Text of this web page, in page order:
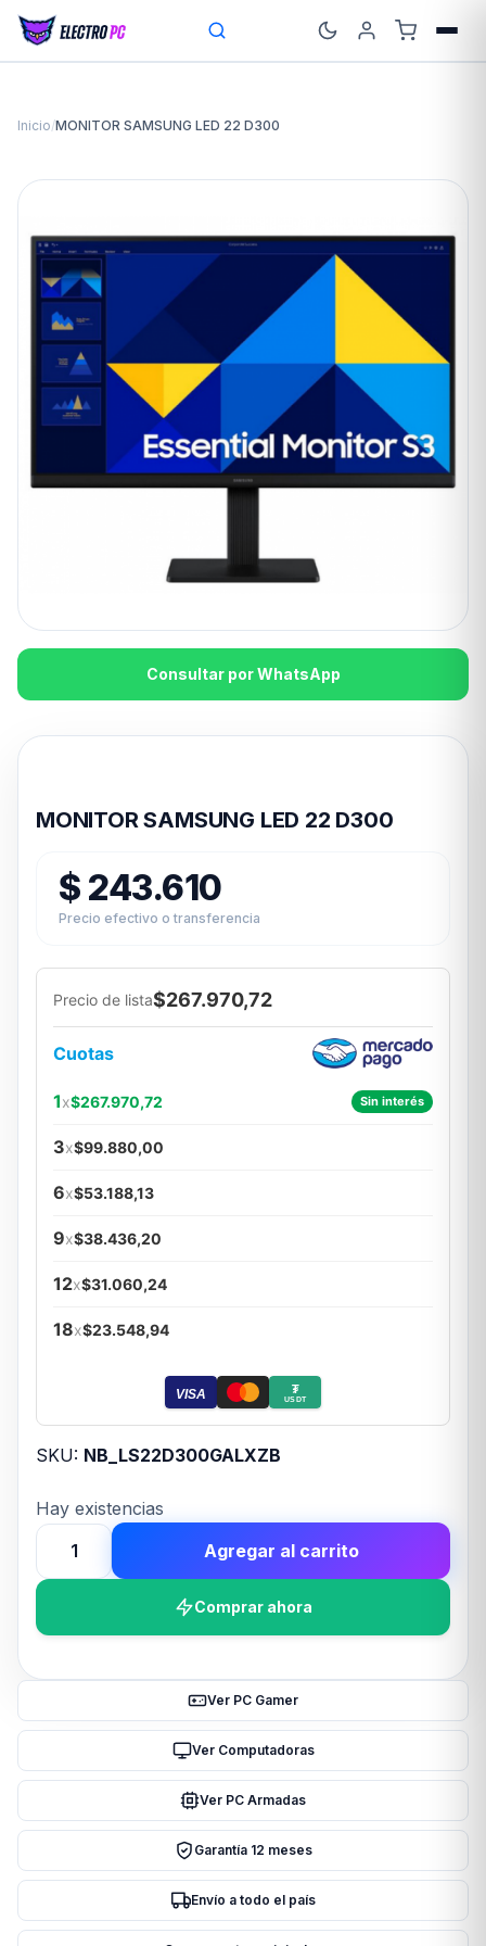
Inicio/MONITOR SAMSUNG LED 22 D300
Consultar por WhatsApp
MONITOR SAMSUNG LED 22 D300
$ 243.610
Precio efectivo o transferencia
Precio de lista$267.970,72
Cuotas
1x$267.970,72 Sin interés
3x$99.880,00
6x$53.188,13
9x$38.436,20
12x$31.060,24
18x$23.548,94
VISA ₮
USDT
SKU: NB_LS22D300GALXZB
Hay existencias
MONITOR
SAMSUNG
Agregar al carrito
Comprar ahora
Ver PC Gamer
Ver Computadoras
Ver PC Armadas
Garantía 12 meses
Envío a todo el país